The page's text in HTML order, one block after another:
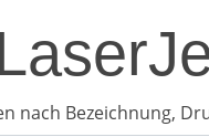
nach Bezeichnung,